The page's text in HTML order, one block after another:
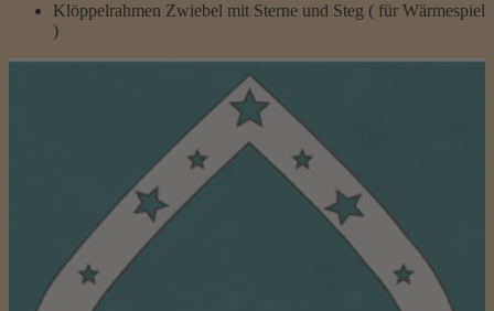
Klöppelrahmen Zwiebel mit Sterne und Steg ( für Wärmespiel
)